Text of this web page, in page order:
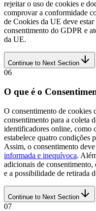
rejeitar o uso de cookies e
comprovar a conformidade
de Cookies da UE deve
consentimento do GDPR e
da UE.
Continue to Next Section
06
O que é o
O consentimento de cookies
consentimento para a coleta
identificadores online, como
estabelece quatro condições
Assim, o consentimento
informada e inequívoca.
adicionais de
e a possibilidade de retirada
Continue to Next Section
07